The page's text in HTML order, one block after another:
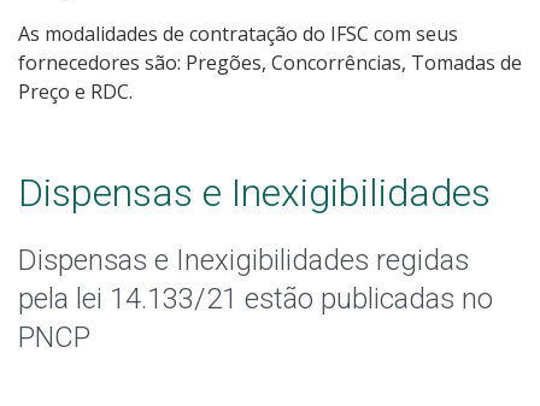
Ouvidoria
As modalidades de contratação do IFSC com seus
fornecedores são: Pregões, Concorrências, Tomadas de
Preço e RDC.
Dispensas e Inexigibilidades
Dispensas e Inexigibilidades regidas
pela lei 14.133/21 estão publicadas no
PNCP